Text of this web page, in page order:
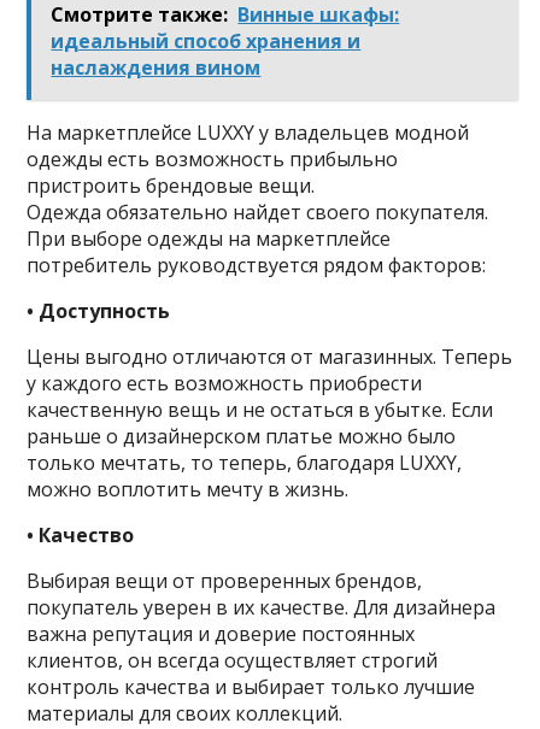
Смотрите также: Винные шкафы:
идеальный способ хранения и
наслаждения вином
На маркетплейсе LUXXY у владельцев модной
одежды есть возможность прибыльно
пристроить брендовые вещи.
Одежда обязательно найдет своего покупателя.
При выборе одежды на маркетплейсе
потребитель руководствуется рядом факторов:
• Доступность
Цены выгодно отличаются от магазинных. Теперь
у каждого есть возможность приобрести
качественную вещь и не остаться в убытке. Если
раньше о дизайнерском платье можно было
только мечтать, то теперь, благодаря LUXXY,
можно воплотить мечту в жизнь.
• Качество
Выбирая вещи от проверенных брендов,
покупатель уверен в их качестве. Для дизайнера
важна репутация и доверие постоянных
клиентов, он всегда осуществляет строгий
контроль качества и выбирает только лучшие
материалы для своих коллекций.